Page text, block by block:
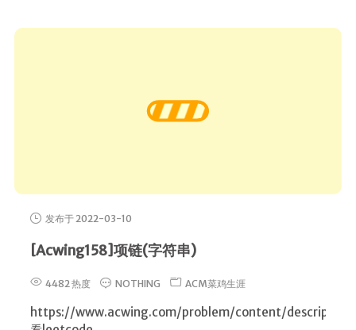
发布于 2022-03-10
[Acwing158]项链(字符串)
4482 热度 NOTHING ACM菜鸡生涯
https://www.acwing.com/problem/content/